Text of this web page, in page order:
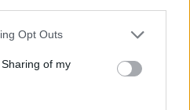
Opt Outs
of my